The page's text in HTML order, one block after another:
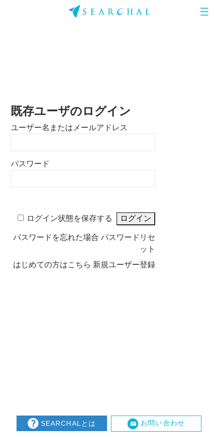
既存ユーザのログイン
ユーザー名またはメールアドレス
パスワード
ログイン状態を保存する
パスワードを忘れた場合 パスワードリセ
ット
はじめての方はこちら 新規ユーザー登録
SEARCHALとは お問い合わせ